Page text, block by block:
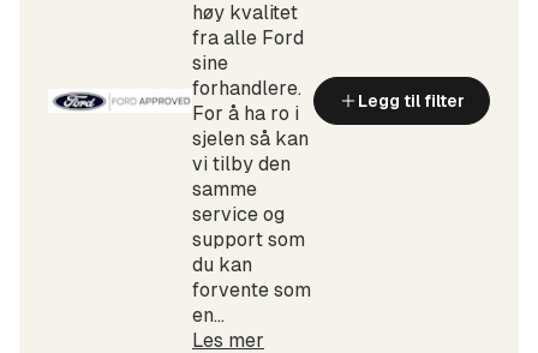
høy kvalitet
fra alle Ford
sine
forhandlere.
For å ha ro i
sjelen så kan
vi tilby den
samme
service og
support som
du kan
forvente som
en...
Les mer
Legg til filter